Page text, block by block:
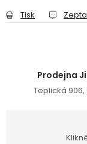
Tisk
Prodejna
Teplická 906,